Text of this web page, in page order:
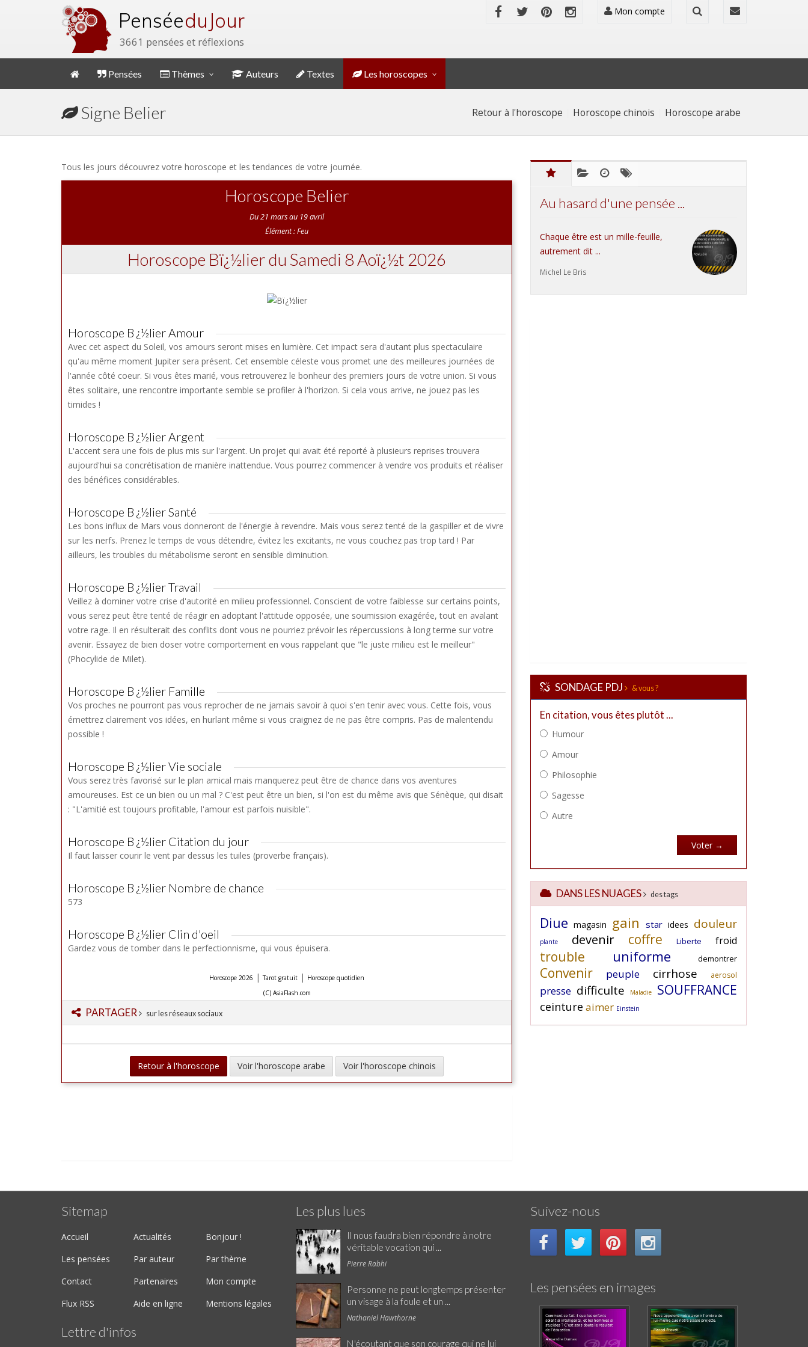
Penséedu Jour
3661 pensées et réflexions
Mon compte
Pensées Thèmes Auteurs Textes Les horoscopes
Signe Belier Retour à l'horoscope Horoscope chinois Horoscope arabe
Tous les jours découvrez votre horoscope et les tendances de votre journée.
Horoscope Belier
Du 21 mars au 19 avril
Élément : Feu
Horoscope Bï¿½lier du Samedi 8 Aoï¿½t 2026
Horoscope B ¿½lier Amour
Avec cet aspect du Soleil, vos amours seront mises en lumière. Cet impact sera d'autant plus spectaculaire
qu'au même moment Jupiter sera présent. Cet ensemble céleste vous promet une des meilleures journées de
l'année côté coeur. Si vous êtes marié, vous retrouverez le bonheur des premiers jours de votre union. Si vous
êtes solitaire, une rencontre importante semble se profiler à l'horizon. Si cela vous arrive, ne jouez pas les
timides !
Horoscope B ¿½lier Argent
L'accent sera une fois de plus mis sur l'argent. Un projet qui avait été reporté à plusieurs reprises trouvera
aujourd'hui sa concrétisation de manière inattendue. Vous pourrez commencer à vendre vos produits et réaliser
des bénéfices considérables.
Horoscope B ¿½lier Santé
Les bons influx de Mars vous donneront de l'énergie à revendre. Mais vous serez tenté de la gaspiller et de vivre
sur les nerfs. Prenez le temps de vous détendre, évitez les excitants, ne vous couchez pas trop tard ! Par
ailleurs, les troubles du métabolisme seront en sensible diminution.
Horoscope B ¿½lier Travail
Veillez à dominer votre crise d'autorité en milieu professionnel. Conscient de votre faiblesse sur certains points,
vous serez peut être tenté de réagir en adoptant l'attitude opposée, une soumission exagérée, tout en avalant
votre rage. Il en résulterait des conflits dont vous ne pourriez prévoir les répercussions à long terme sur votre
avenir. Essayez de bien doser votre comportement en vous rappelant que "le juste milieu est le meilleur"
(Phocylide de Milet).
Horoscope B ¿½lier Famille
Vos proches ne pourront pas vous reprocher de ne jamais savoir à quoi s'en tenir avec vous. Cette fois, vous
émettrez clairement vos idées, en hurlant même si vous craignez de ne pas être compris. Pas de malentendu
possible !
Horoscope B ¿½lier Vie sociale
Vous serez très favorisé sur le plan amical mais manquerez peut être de chance dans vos aventures
amoureuses. Est ce un bien ou un mal ? C'est peut être un bien, si l'on est du même avis que Sénèque, qui disait
: "L'amitié est toujours profitable, l'amour est parfois nuisible".
Horoscope B ¿½lier Citation du jour
Il faut laisser courir le vent par dessus les tuiles (proverbe français).
Horoscope B ¿½lier Nombre de chance
573
Horoscope B ¿½lier Clin d'oeil
Gardez vous de tomber dans le perfectionnisme, qui vous épuisera.
Horoscope 2026 |Tarot gratuit | Horoscope quotidien
(C) AsiaFlash.com
PARTAGER sur les réseaux sociaux
Retour à l'horoscope Voir l'horoscope arabe Voir l'horoscope chinois
Au hasard d'une pensée ...
Chaque être est un mille-feuille,
autrement dit ...
Michel Le Bris
SONDAGE PDJ & vous ?
DANS LES NUAGES des tags
Diue magasin gain star idees douleur
plante devenir coffre Liberte froid
trouble uniforme demontrer
Convenir peuple cirrhose aerosol
presse difficulte Maladie SOUFFRANCE
ceinture aimer Einstein
Sitemap
Accueil Actualités
Bonjour !
Les pensées
Par auteur
Par thème
Contact
Partenaires
Mon compte
Flux RSS
Aide en ligne Mentions légales
Lettre d'infos
Les plus lues
Il nous faudra bien répondre à notre
véritable vocation qui ...
Pierre Rabhi
Personne ne peut longtemps présenter
un visage à la foule et un ...
Nathaniel Hawthorne
N'écoutant que son courage qui ne lui
Suivez-nous
Les pensées en images